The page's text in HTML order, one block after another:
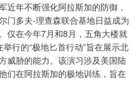
近年不断强化阿拉斯加的防御，
门多夫-理查森联合基地日益成为
仅在今年7月和8月，五角大楼就
行的“极地匕首行动”旨在展示北
威胁的能力。该演习涉及美国陆
们在阿拉斯加的极地训练，旨在